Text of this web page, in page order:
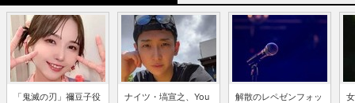
「鬼滅の刃」禰豆子役
ナイツ・塙宣之、You
解散のレペゼンフォッ